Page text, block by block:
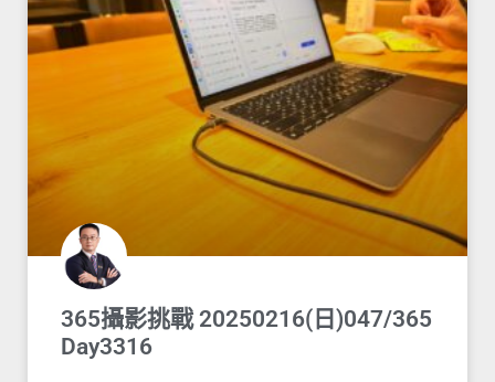
365攝影挑戰 20250216(日)047/365
Day3316